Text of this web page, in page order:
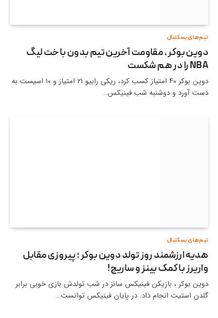
تیم‌های بسکتبال
دوین بوکر ، مقاومت آخرین تیم بدون باخت لیگ
NBA را در هم شکست
دوین بوکر ۴۰ امتیاز کسب کرد، ریکی رابیو ۲۱ امتیاز و ۱۰ اسیست به
دست آورد و دوشنبه شب فینیکس…
تیم‌های بسکتبال
هدیه ارزشمند روز تولد دوین بوکر ؛ پیروزی مقابل
واریرز با کمک بینز و ساریچ!
دوین بوکر ، بازیکن فینیکس سانز در شب تولدش بازی خوبی برابر
گلدن استیت انجام داد. در پایان فینیکس توانست…